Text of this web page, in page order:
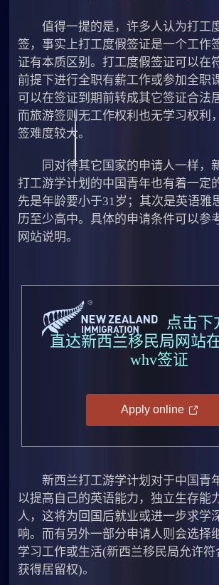
值得一提的是，许多人认为打工
签，事实上打工度假签证是一个工作
证有本质区别。打工度假签证可以在
前提下进行全职有薪工作或参加全职
可以在签证到期前转成其它签证合法
而旅游签则无工作权利也无学习权利
签难度较大。
同对待其它国家的申请人一样，
打工游学计划的中国青年也有着一定
先是年龄要小于31岁；其次是英语雅
历至少高中。具体的申请条件可以参
网站说明。
点击下
直达新西兰移民局网站
whv签证
Apply online
新西兰打工游学计划对于中国青
以提高自己的英语能力，独立生存能
人，这将为回国后就业或进一步求学
响。而有另外一部分申请人则会选择
学习工作或生活(新西兰移民局允许
获得居留权)。